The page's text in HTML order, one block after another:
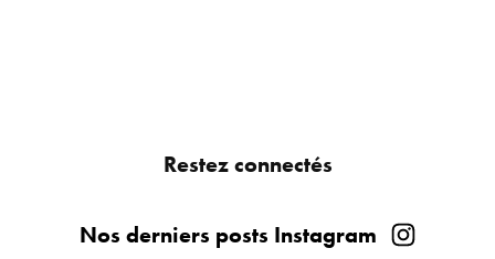
Restez connectés
Nos derniers posts Instagram